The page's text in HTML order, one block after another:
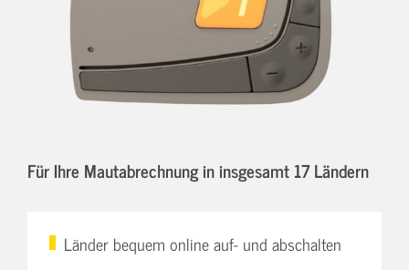
Für Ihre Mautabrechnung in insgesamt 17 Ländern
Länder bequem online auf- und abschalten